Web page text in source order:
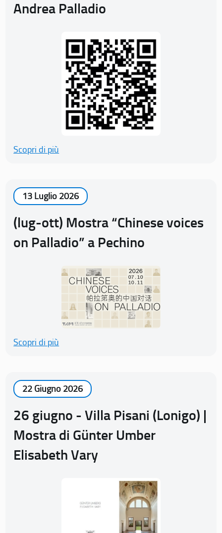
Andrea Palladio
Scopri di più
13 Luglio 2026
(lug-ott) Mostra “Chinese voices
on Palladio” a Pechino
Scopri di più
22 Giugno 2026
26 giugno - Villa Pisani (Lonigo) |
Mostra di Günter Umber
Elisabeth Vary